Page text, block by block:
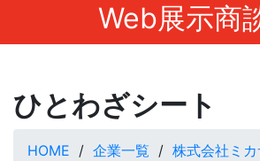
Web展示商
ひとわざシート
HOME 企業一覧 株式会社ミカ